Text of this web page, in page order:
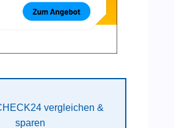
vergleichen &
sparen